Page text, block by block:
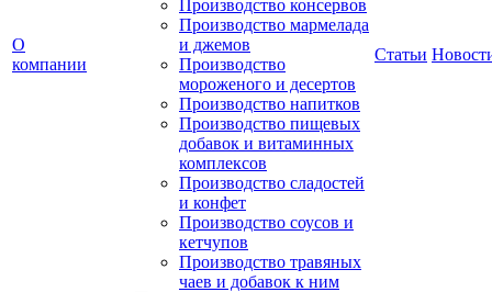
О
компании
Производство консервов
Производство мармелада
и джемов
Производство
мороженого и десертов
Производство напитков
Производство пищевых
добавок и витаминных
комплексов
Производство сладостей
и конфет
Производство соусов и
кетчупов
Производство травяных
чаев и добавок к ним
Статьи